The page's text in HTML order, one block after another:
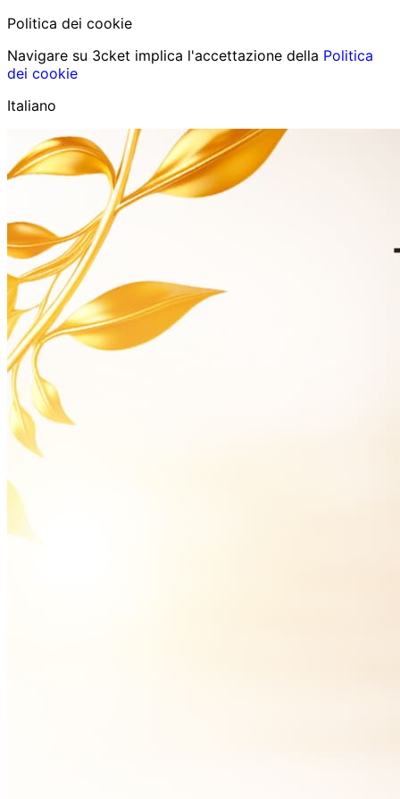
Politica dei cookie
Navigare su 3cket implica l'accettazione della Politica
dei cookie
Italiano